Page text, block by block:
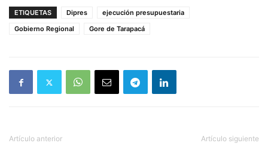
ETIQUETAS Dipres
ejecución presupuestaria
Gobierno Regional
Gore de Tarapacá
Artículo anterior Artículo siguiente